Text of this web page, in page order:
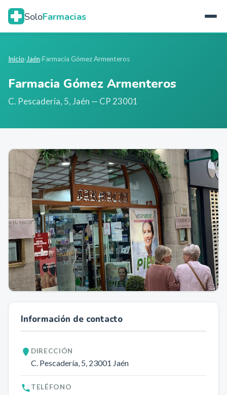
SoloFarmacias
Inicio› Jaén›Farmacia Gómez Armenteros
Farmacia Gómez Armenteros
C. Pescadería, 5,Jaén — CP 23001
Información de contacto
DIRECCIÓN
C. Pescadería, 5, 23001 Jaén
TELÉFONO